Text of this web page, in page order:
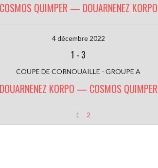
COSMOS QUIMPER — DOUARNENEZ KORPO
4 décembre 2022
1 - 3
COUPE DE CORNOUAILLE - GROUPE A
DOUARNENEZ KORPO — COSMOS QUIMPER
1 2